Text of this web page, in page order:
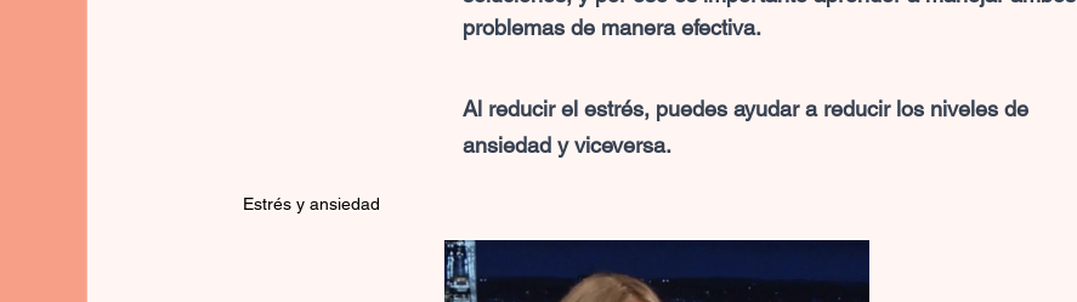
Estrés y ansiedad
problemas de manera efectiva.
Al reducir el estrés, puedes ayudar a reducir los niveles de
ansiedad y viceversa.